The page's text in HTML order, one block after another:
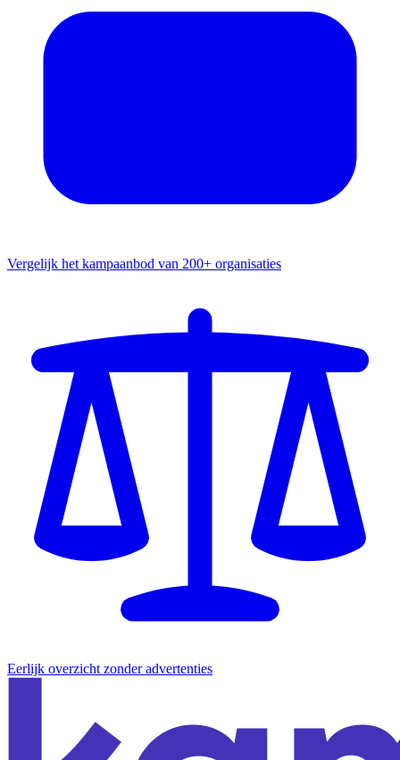
Vergelijk het kampaanbod van 200+ organisaties
Eerlijk overzicht zonder advertenties